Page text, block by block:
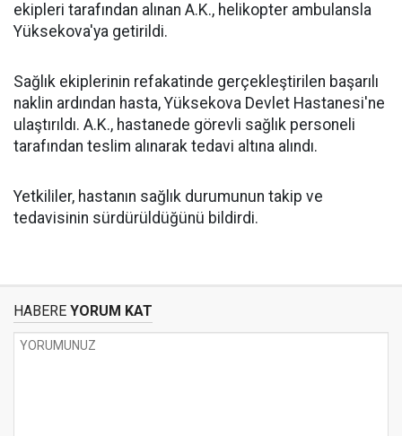
ekipleri tarafından alınan A.K., helikopter ambulansla
Yüksekova'ya getirildi.
Sağlık ekiplerinin refakatinde gerçekleştirilen başarılı
naklin ardından hasta, Yüksekova Devlet Hastanesi'ne
ulaştırıldı. A.K., hastanede görevli sağlık personeli
tarafından teslim alınarak tedavi altına alındı.
Yetkililer, hastanın sağlık durumunun takip ve
tedavisinin sürdürüldüğünü bildirdi.
HABERE YORUM KAT